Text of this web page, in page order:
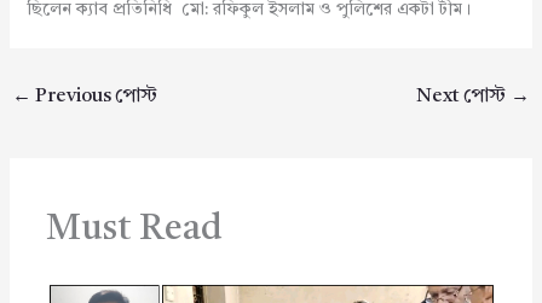
ছিলেন ক্যাব প্রতিনিধি মো: রফিকুল ইসলাম ও পুলিশের একটা টীম।
← Previous পোস্ট Next পোস্ট →
Must Read